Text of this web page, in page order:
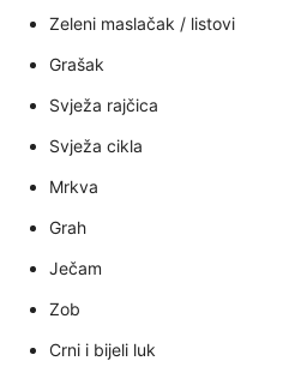
Zeleni maslačak / listovi
Grašak
Svježa rajčica
Svježa cikla
Mrkva
Grah
Ječam
Zob
Crni i bijeli luk